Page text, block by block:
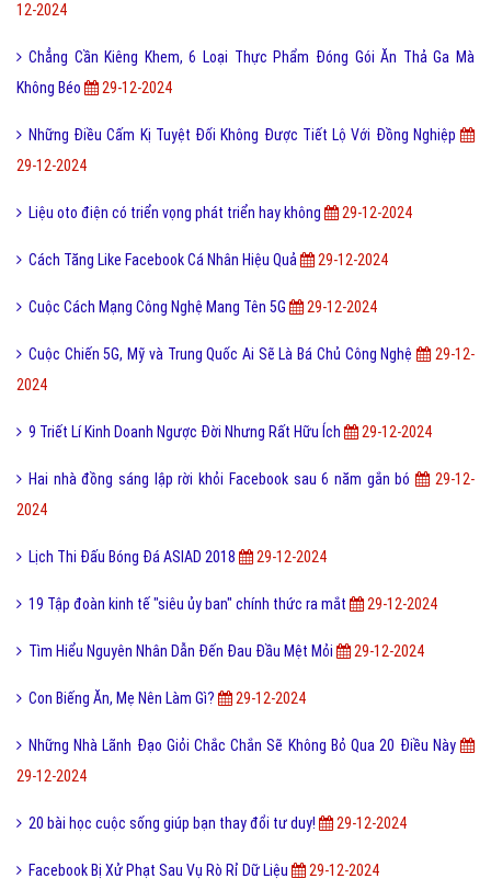
12-2024
Chẳng Cần Kiêng Khem, 6 Loại Thực Phẩm Đóng Gói Ăn Thả Ga Mà
Không Béo
29-12-2024
Những Điều Cấm Kị Tuyệt Đối Không Được Tiết Lộ Với Đồng Nghiệp
29-12-2024
Liệu oto điện có triển vọng phát triển hay không 29-12-2024
Cách Tăng Like Facebook Cá Nhân Hiệu Quả 29-12-2024
Cuộc Cách Mạng Công Nghệ Mang Tên 5G 29-12-2024
Cuộc Chiến 5G, Mỹ và Trung Quốc Ai Sẽ Là Bá Chủ Công Nghệ
29-12-
2024
9 Triết Lí Kinh Doanh Ngược Đời Nhưng Rất Hữu Ích 29-12-2024
Hai nhà đồng sáng lập rời khỏi Facebook sau 6 năm gắn bó
29-12-
2024
Lịch Thi Đấu Bóng Đá ASIAD 2018 29-12-2024
19 Tập đoàn kinh tế "siêu ủy ban" chính thức ra mắt 29-12-2024
Tìm Hiểu Nguyên Nhân Dẫn Đến Đau Đầu Mệt Mỏi 29-12-2024
Con Biếng Ăn, Mẹ Nên Làm Gì? 29-12-2024
Những Nhà Lãnh Đạo Giỏi Chắc Chắn Sẽ Không Bỏ Qua 20 Điều Này
29-12-2024
20 bài học cuộc sống giúp bạn thay đổi tư duy! 29-12-2024
Facebook Bị Xử Phạt Sau Vụ Rò Rỉ Dữ Liệu 29-12-2024